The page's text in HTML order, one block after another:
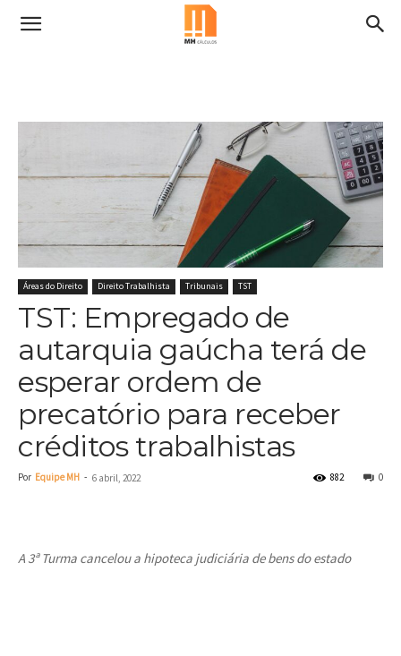
Áreas do Direito Direito Trabalhista Tribunais TST
TST: Empregado de
autarquia gaúcha terá de
esperar ordem de
precatório para receber
créditos trabalhistas
Por Equipe MH - 6 abril, 2022 0
882
A 3ª Turma cancelou a hipoteca judiciária de bens do estado